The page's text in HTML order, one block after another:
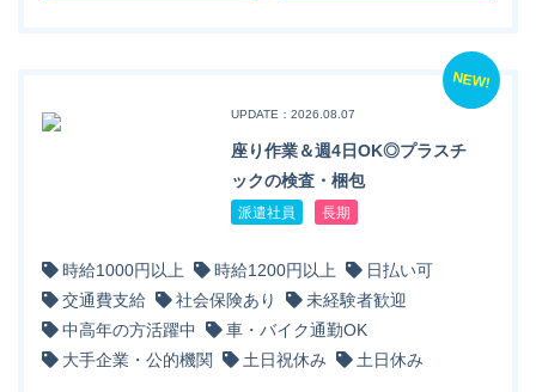
NEW!
UPDATE：2026.08.07
座り作業＆週4日OK◎プラスチ
ックの検査・梱包
派遣社員 長期
時給1000円以上 時給1200円以上
日払い可
交通費支給
社会保険あり
未経験者歓迎
中高年の方活躍中
車・バイク通勤OK
大手企業・公的機関
土日祝休み 土日休み